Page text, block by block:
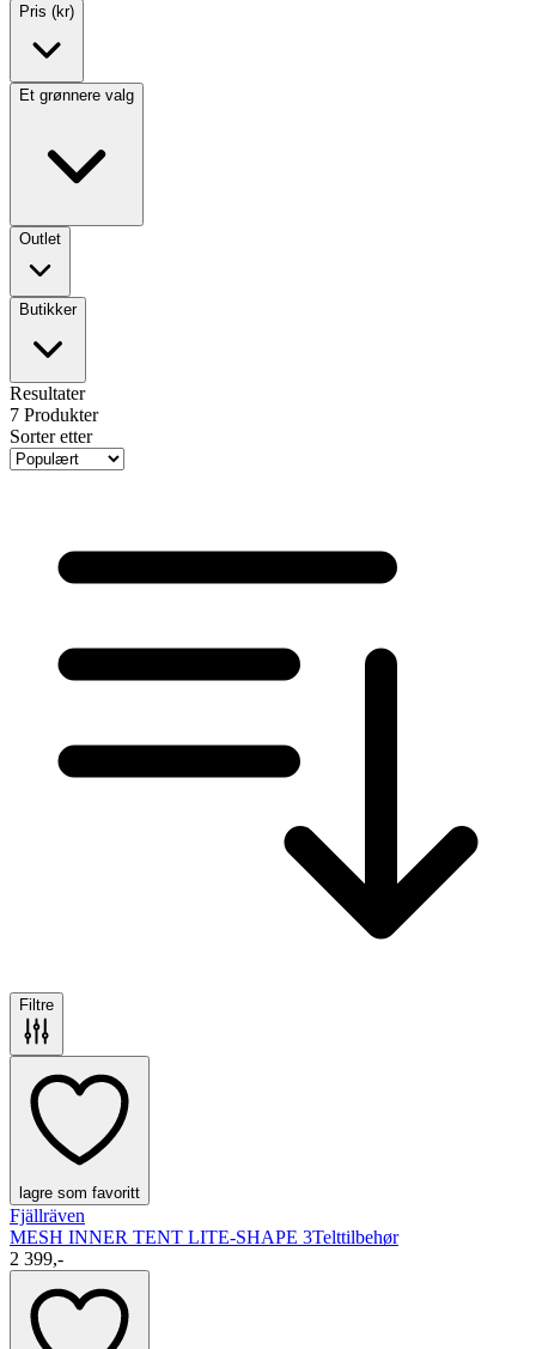
Pris (kr)
Et grønnere valg
Outlet
Butikker
Resultater
7 Produkter
Sorter etter
Filtre
lagre som favoritt
Fjällräven
MESH INNER TENT LITE-SHAPE 3Telttilbehør
2 399,-